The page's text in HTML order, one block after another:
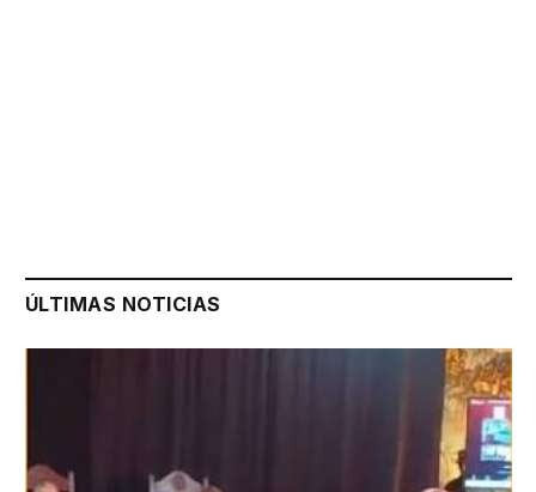
ÚLTIMAS NOTICIAS